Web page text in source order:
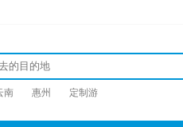
南 惠州 定制游